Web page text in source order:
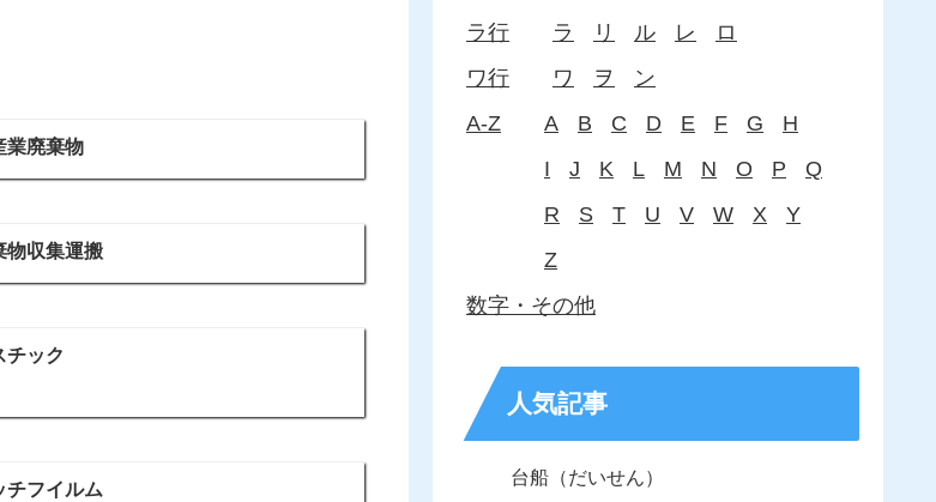
業廃棄物
物収集運搬
チック
チフイルム
ラ行
ラ リ ル レ
ロ
ワ行
ワ ヲ
ン
A-Z
A B C D E F G
H
I
J K L M N O P
Q
R
S T U V W X
Y
Z
数字・その他
人気記事
台船（だいせん）